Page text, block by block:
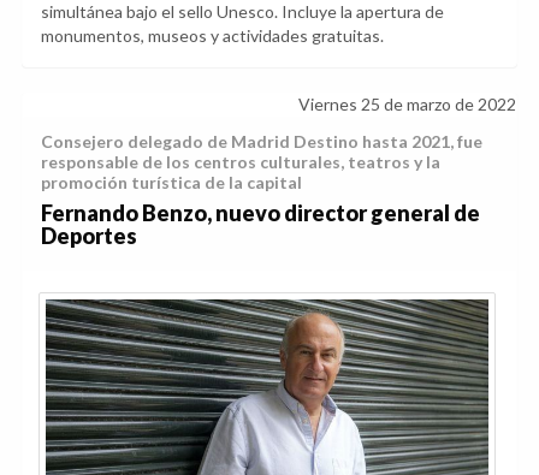
simultánea bajo el sello Unesco. Incluye la apertura de
monumentos, museos y actividades gratuitas.
Viernes 25 de marzo de 2022
Consejero delegado de Madrid Destino hasta 2021, fue
responsable de los centros culturales, teatros y la
promoción turística de la capital
Fernando Benzo, nuevo director general de
Deportes